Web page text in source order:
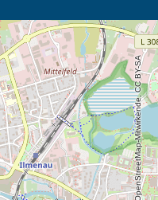
Tab (Karte)
© OpenStreetMap-Mitwirkende, CC BY-SA